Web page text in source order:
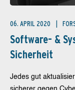
06. APRIL 2020
Software- &
Sicherheit
Jedes gut